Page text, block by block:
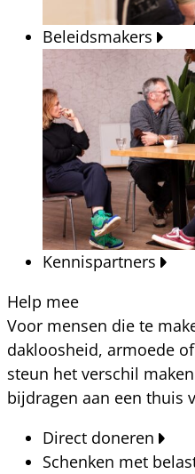
Beleidsmakers
Kennispartners
Help mee
Voor mensen die te
dakloosheid, armoede
steun het verschil
bijdragen aan een thuis
Direct doneren
Schenken met